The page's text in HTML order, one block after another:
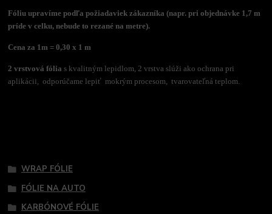
Fóliu upravíme podľa požiadaviek zákazníka (napr. pri objednávke 1,7 m
príde v celku, nebude to rezané na metre).
Cena za 1m = 0,30 x 1 m
2 vrstvová fólia s kvalitným lepidlom, 2 vrstva slúži ako ochrana pri
aplikácii, odporúčame lepiť mokrým procesom, tvarovateľná teplom.
WRAP FÓLIE
FÓLIE NA AUTO
KARBÓNOVÉ FÓLIE